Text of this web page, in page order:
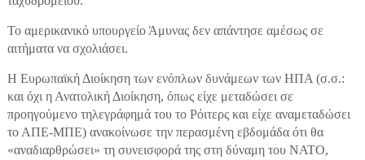
Το αμερικανικό υπουργείο Άμυνας δεν απάντησε αμέσως σε
αιτήματα να σχολιάσει.
Η Ευρωπαϊκή Διοίκηση των ενόπλων δυνάμεων των ΗΠΑ (σ.σ.:
και όχι η Ανατολική Διοίκηση, όπως είχε μεταδώσει σε
προηγούμενο τηλεγράφημά του το Ρόιτερς και είχε αναμεταδώσει
το ΑΠΕ-ΜΠΕ) ανακοίνωσε την περασμένη εβδομάδα ότι θα
«αναδιαρθρώσει» τη συνεισφορά της στη δύναμη του ΝΑΤΟ,